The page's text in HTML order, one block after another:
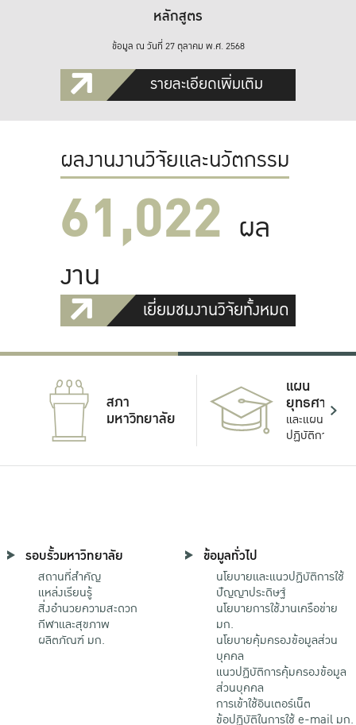
หลักสูตร
ข้อมูล ณ วันที่ 27 ตุลาคม พ.ศ. 2568
รายละเอียดเพิ่มเติม
ผลงานงานวิจัยและนวัตกรรม
61,022 ผล
งาน
เยี่ยมชมงานวิจัยทั้งหมด
สภา
มหาวิทยาลัย
แผน
ยุทธศาสตร์
และแผน
ปฏิบัติการ
รอบรั้วมหาวิทยาลัย
สถานที่สำคัญ
แหล่งเรียนรู้
สิ่งอำนวยความสะดวก
กีฬาและสุขภาพ
ผลิตภัณฑ์ มก.
ข้อมูลทั่วไป
นโยบายและแนวปฏิบัติการใช้
ปัญญาประดิษฐ์
นโยบายการใช้งานเครือข่าย
มก.
นโยบายคุ้มครองข้อมูลส่วน
บุคคล
แนวปฏิบัติการคุ้มครองข้อมูล
ส่วนบุคคล
การเข้าใช้อินเตอร์เน็ต
ข้อปฏิบัติในการใช้ e-mail มก.